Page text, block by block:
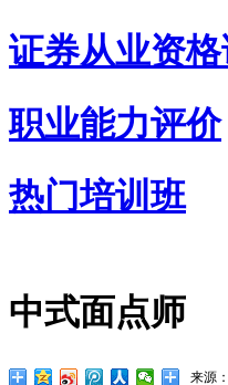
证券从业资
职业能力评价
热门培训班
中式面点师
来源